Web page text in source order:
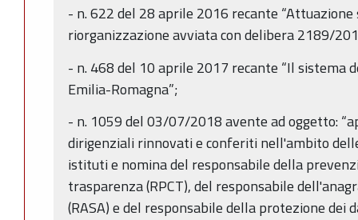
- n. 622 del 28 aprile 2016 recante “Attuazione
riorganizzazione avviata con delibera 2189/
- n. 468 del 10 aprile 2017 recante “Il sistema
Emilia-Romagna”;
- n. 1059 del 03/07/2018 avente ad oggetto:
dirigenziali rinnovati e conferiti nell'ambito
istituti e nomina del responsabile della
trasparenza (RPCT), del responsabile
(RASA) e del responsabile della protezione dei